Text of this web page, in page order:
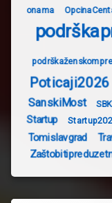
onama
Poticaji2026
SanskiMost SBK
Startup
Tomislavgrad